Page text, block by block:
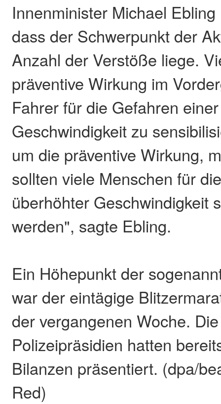
Innenminister Michael
dass der Schwerpunkt der
Anzahl der Verstöße liege.
präventive Wirkung im
Fahrer für die Gefahren
Geschwindigkeit zu
um die präventive Wirkung,
sollten viele Menschen für
überhöhter Geschwindigkeit
werden", sagte Ebling.
Ein Höhepunkt der
war der eintägige
der vergangenen Woche.
Polizeipräsidien hatten
Bilanzen präsentiert. (dpa/
Red)